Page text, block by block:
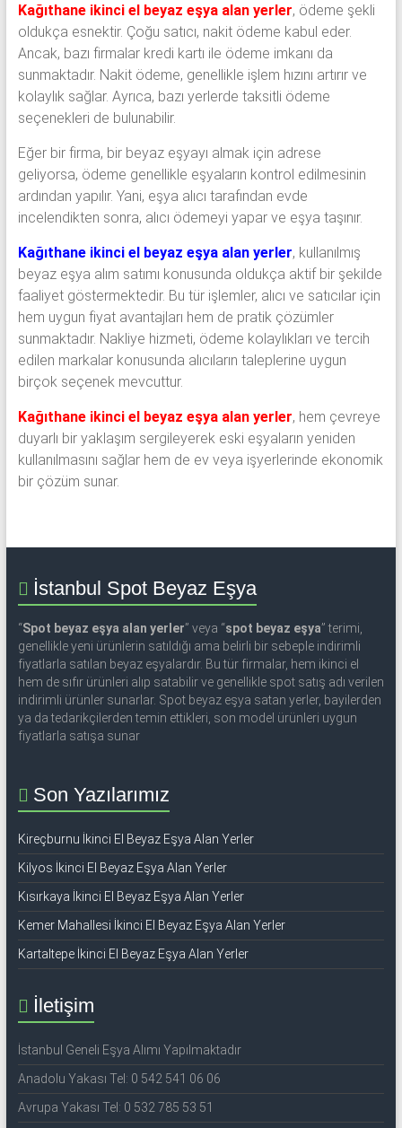
Kağıthane ikinci el beyaz eşya alan yerler, ödeme şekli
oldukça esnektir. Çoğu satıcı, nakit ödeme kabul eder.
Ancak, bazı firmalar kredi kartı ile ödeme imkanı da
sunmaktadır. Nakit ödeme, genellikle işlem hızını artırır ve
kolaylık sağlar. Ayrıca, bazı yerlerde taksitli ödeme
seçenekleri de bulunabilir.
Eğer bir firma, bir beyaz eşyayı almak için adrese
geliyorsa, ödeme genellikle eşyaların kontrol edilmesinin
ardından yapılır. Yani, eşya alıcı tarafından evde
incelendikten sonra, alıcı ödemeyi yapar ve eşya taşınır.
Kağıthane ikinci el beyaz eşya alan yerler, kullanılmış
beyaz eşya alım satımı konusunda oldukça aktif bir şekilde
faaliyet göstermektedir. Bu tür işlemler, alıcı ve satıcılar için
hem uygun fiyat avantajları hem de pratik çözümler
sunmaktadır. Nakliye hizmeti, ödeme kolaylıkları ve tercih
edilen markalar konusunda alıcıların taleplerine uygun
birçok seçenek mevcuttur.
Kağıthane ikinci el beyaz eşya alan yerler, hem çevreye
duyarlı bir yaklaşım sergileyerek eski eşyaların yeniden
kullanılmasını sağlar hem de ev veya işyerlerinde ekonomik
bir çözüm sunar.
İstanbul Spot Beyaz Eşya
“Spot beyaz eşya alan yerler” veya “spot beyaz eşya” terimi,
genellikle yeni ürünlerin satıldığı ama belirli bir sebeple indirimli
fiyatlarla satılan beyaz eşyalardır. Bu tür firmalar, hem ikinci el
hem de sıfır ürünleri alıp satabilir ve genellikle spot satış adı verilen
indirimli ürünler sunarlar. Spot beyaz eşya satan yerler, bayilerden
ya da tedarikçilerden temin ettikleri, son model ürünleri uygun
fiyatlarla satışa sunar
Son Yazılarımız
Kireçburnu İkinci El Beyaz Eşya Alan Yerler
Kilyos İkinci El Beyaz Eşya Alan Yerler
Kısırkaya İkinci El Beyaz Eşya Alan Yerler
Kemer Mahallesi İkinci El Beyaz Eşya Alan Yerler
Kartaltepe İkinci El Beyaz Eşya Alan Yerler
İletişim
İstanbul Geneli Eşya Alımı Yapılmaktadır
Anadolu Yakası Tel: 0 542 541 06 06
Avrupa Yakası Tel: 0 532 785 53 51